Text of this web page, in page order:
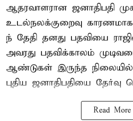
ஆதரவாளரான ஜனாதிபதி
உடல்நலக்குறைவு
ந் தேதி தனது பதவியை
அவரது பதவிக்காலம்
ஆண்டுகள் இருந்த
புதிய ஜனாதிபதியை
Read More